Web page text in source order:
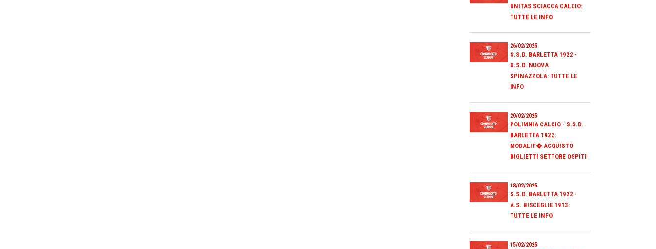
UNITAS SCIACCA CALCIO:
TUTTE LE INFO
26/02/2025
S.S.D. BARLETTA 1922 -
U.S.D. NUOVA
SPINAZZOLA: TUTTE LE
INFO
20/02/2025
POLIMNIA CALCIO - S.S.D.
BARLETTA 1922:
MODALIT� ACQUISTO
BIGLIETTI SETTORE OSPITI
18/02/2025
S.S.D. BARLETTA 1922 -
A.S. BISCEGLIE 1913:
TUTTE LE INFO
15/02/2025